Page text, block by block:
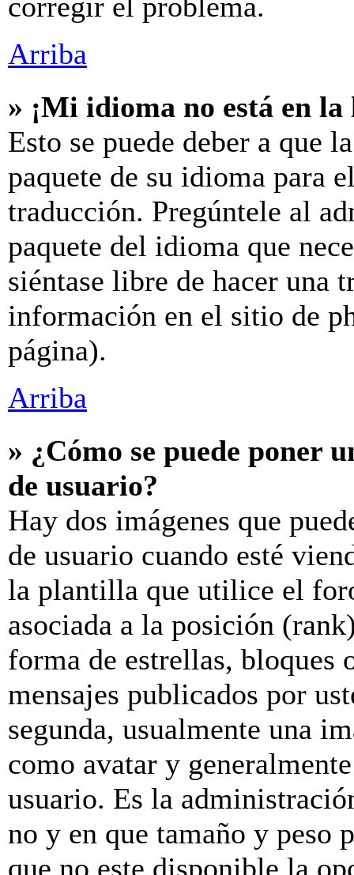
Arriba
» ¡Mi idioma no está en
Esto se puede deber a que
paquete de su idioma para
traducción. Pregúntele al
paquete del idioma que
siéntase libre de hacer una
información en el sitio de
página).
Arriba
» ¿Cómo se puede poner
de usuario?
Hay dos imágenes que
de usuario cuando esté
la plantilla que utilice el
asociada a la posición
forma de estrellas, bloques
mensajes publicados por
segunda, usualmente una
como avatar y
usuario. Es la
no y en que tamaño y peso
que no este disponible la